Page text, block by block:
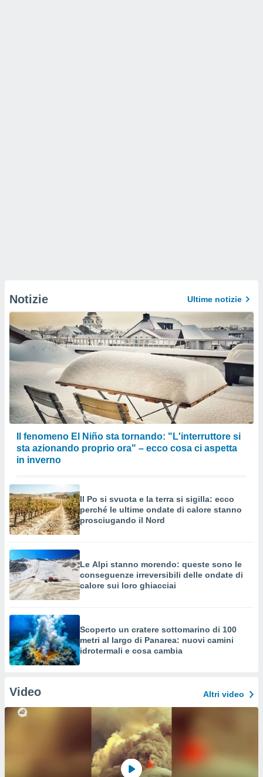
Notizie Ultime notizie
Il fenomeno El Niño sta tornando: "L'interruttore si
sta azionando proprio ora" – ecco cosa ci aspetta
in inverno
Il Po si svuota e la terra si sigilla: ecco
perché le ultime ondate di calore stanno
prosciugando il Nord
Le Alpi stanno morendo: queste sono le
conseguenze irreversibili delle ondate di
calore sui loro ghiacciai
Scoperto un cratere sottomarino di 100
metri al largo di Panarea: nuovi camini
idrotermali e cosa cambia
Video Altri video